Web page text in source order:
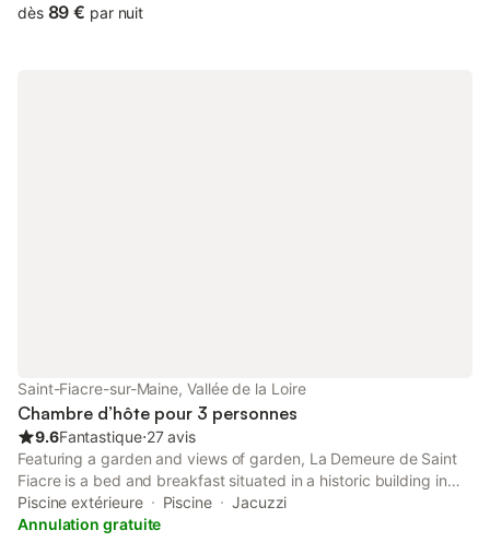
dès 89 € par nuit
Saint-Fiacre-sur-Maine, Vallée de la Loire
Chambre d’hôte pour 3 personnes
9.6Fantastique⋅27 avis
Featuring a garden and views of garden, La Demeure de Saint
Fiacre is a bed and breakfast situated in a historic building in
Saint-Fiacre-sur-Maine, 16 km from Le Lieu Unique. With inner
courtyard views, this accommodation offers a patio.
Piscine extérieure Piscine
Jacuzzi
Annulation gratuite